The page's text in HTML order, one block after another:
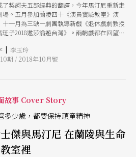
了契訶夫五部經典的翻譯，今年馬汀尼重新走
場。五月參加蘭陵四十《演員實驗教室》演
十一月為三缺一劇團執導新戲《退休戲劇教授
班子2018邀莎翁遊台灣》。兩齣戲都在回望人
想要回溯成長歷程，明年即將邁入六十歲，年
齣戲，算是送給自己的暖壽禮物。
| 李玉玲
期 / 2018年10月號
故事 Cover Story
多少歲，都要保持頑童精神
傑與馬汀尼 在蘭陵與生命
室裡